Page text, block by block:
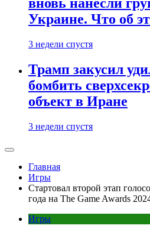
вновь нанесли
Украине. Что об
3 недели спустя
Трамп закусил
бомбить
объект в Иране
3 недели спустя
Главная
Игры
Стартовал второй этап
года на The Game Awards
Игры